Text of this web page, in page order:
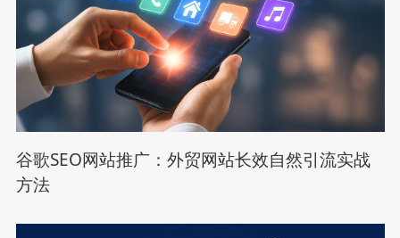
谷歌SEO网站推广：外贸网站长效自然引流实战
方法